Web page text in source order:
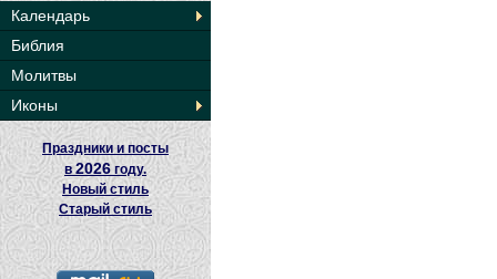
Календарь
Библия
Молитвы
Иконы
Праздники и посты
в2026 году.
Новый стиль
Старый стиль